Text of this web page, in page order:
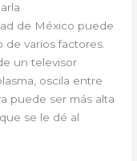
de México puede
varios factores.
un televisor
oscila entre
puede ser más alta
se le dé al